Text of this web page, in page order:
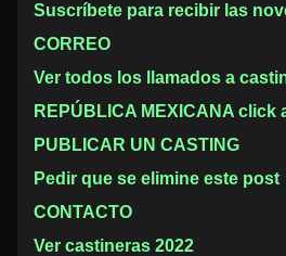
Suscríbete para recibir las
CORREO
Ver todos los llamados a
REPÚBLICA MEXICANA click
PUBLICAR UN CASTING
Pedir que se elimine este post
CONTACTO
Ver castineras 2022